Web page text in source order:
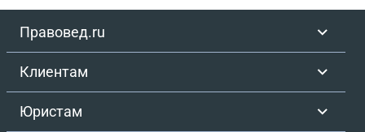
Правовед.ru
Клиентам
Юристам